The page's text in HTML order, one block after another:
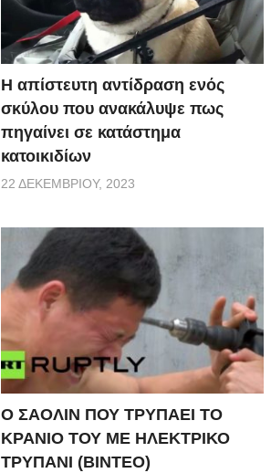
Η απίστευτη αντίδραση ενός
σκύλου που ανακάλυψε πως
πηγαίνει σε κατάστημα
κατοικιδίων
22 ΔΕΚΕΜΒΡΊΟΥ, 2023
Ο ΣΑΟΛΙΝ ΠΟΥ ΤΡΥΠΑΕΙ ΤΟ
ΚΡΑΝΙΟ ΤΟΥ ΜΕ ΗΛΕΚΤΡΙΚΟ
ΤΡΥΠΑΝΙ (ΒΙΝΤΕΟ)